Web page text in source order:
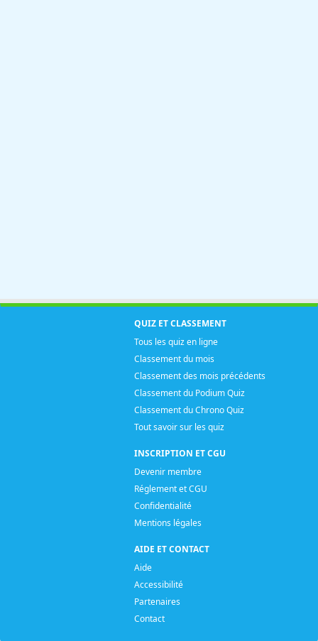
QUIZ ET CLASSEMENT
Tous les quiz en ligne
Classement du mois
Classement des mois précédents
Classement du Podium Quiz
Classement du Chrono Quiz
Tout savoir sur les quiz
INSCRIPTION ET CGU
Devenir membre
Réglement et CGU
Confidentialité
Mentions légales
AIDE ET CONTACT
Aide
Accessibilité
Partenaires
Contact